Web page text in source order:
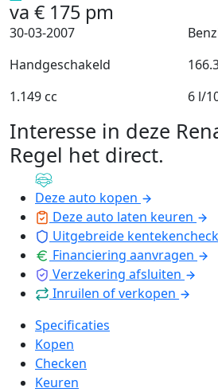
va € 175 pm
30-03-2007
Handgeschakeld
1.149 cc
6 l/
Interesse in deze
Regel het direct.
Deze auto kopen
Deze auto laten keuren
Uitgebreide kentekencheck
Financiering aanvragen
Verzekering afsluiten
Inruilen of verkopen
Specificaties
Kopen
Checken
Keuren